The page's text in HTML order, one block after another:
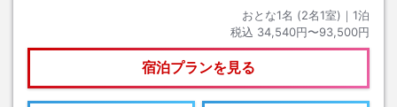
おとな1名 (2名1室)｜ 1泊
税込 34,540円〜93,500円
宿泊プランを見る